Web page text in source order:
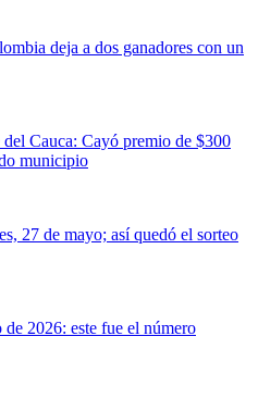
deja a dos ganadores con un
Cauca: Cayó premio de $300
municipio
27 de mayo; así quedó el sorteo
2026: este fue el número